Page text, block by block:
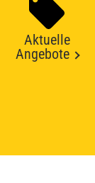
Aktuelle
Angebote